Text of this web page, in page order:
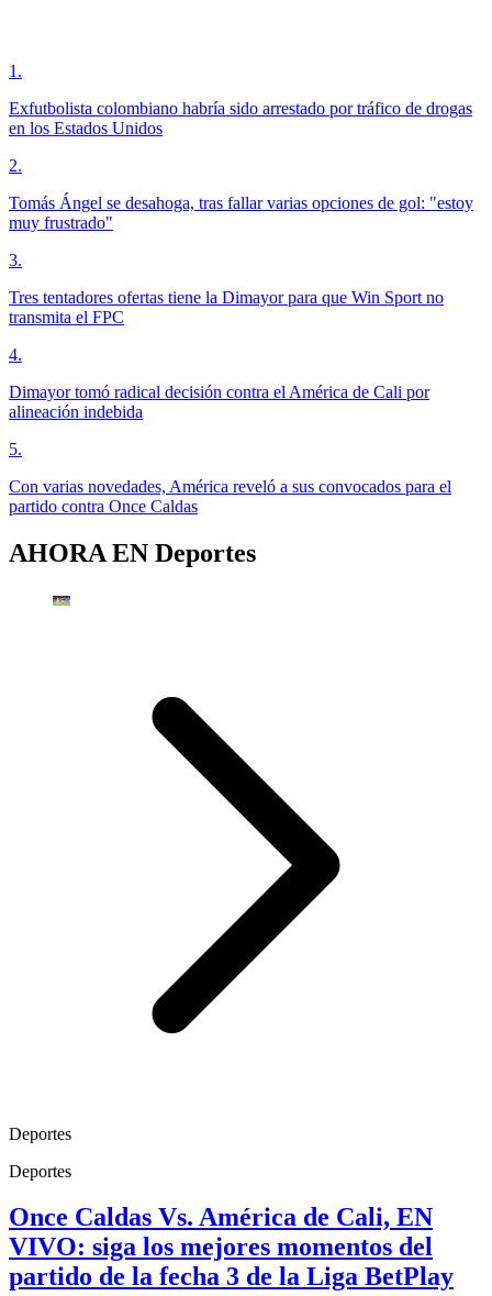
1 .
Exfutbolista colombiano habría sido arrestado por tráfico de drogas
en los Estados Unidos
2.
Tomás Ángel se desahoga, tras fallar varias opciones de gol: "estoy
muy frustrado"
3.
Tres tentadores ofertas tiene la Dimayor para que Win Sport no
transmita el FPC
4.
Dimayor tomó radical decisión contra el América de Cali por
alineación indebida
5.
Con varias novedades, América reveló a sus convocados para el
partido contra Once Caldas
AHORA EN Deportes
Deportes
Deportes
Once Caldas Vs. América de Cali, EN
VIVO: siga los mejores momentos del
partido de la fecha 3 de la Liga BetPlay